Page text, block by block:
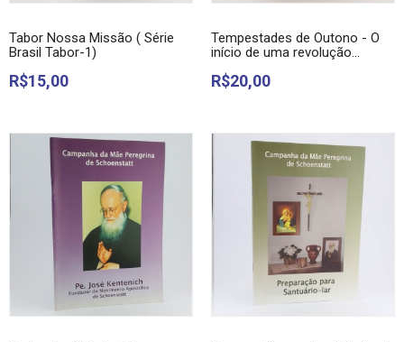
Tabor Nossa Missão ( Série
Brasil Tabor-1)
R$15,00
Tempestades de Outono - O
início de uma revolução...
R$20,00